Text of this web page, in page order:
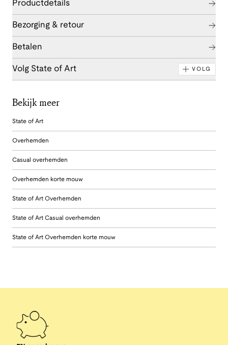
Productdetails
Bezorging & retour
Betalen
Volg State of Art VOLG
Bekijk meer
State of Art
Overhemden
Casual overhemden
Overhemden korte mouw
State of Art Overhemden
State of Art Casual overhemden
State of Art Overhemden korte mouw